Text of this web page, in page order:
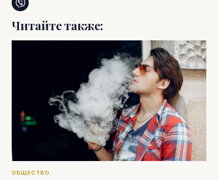
Читайте также:
ОБЩЕСТВО